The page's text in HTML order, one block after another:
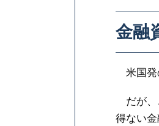
金融
米国発
だが、
得ない